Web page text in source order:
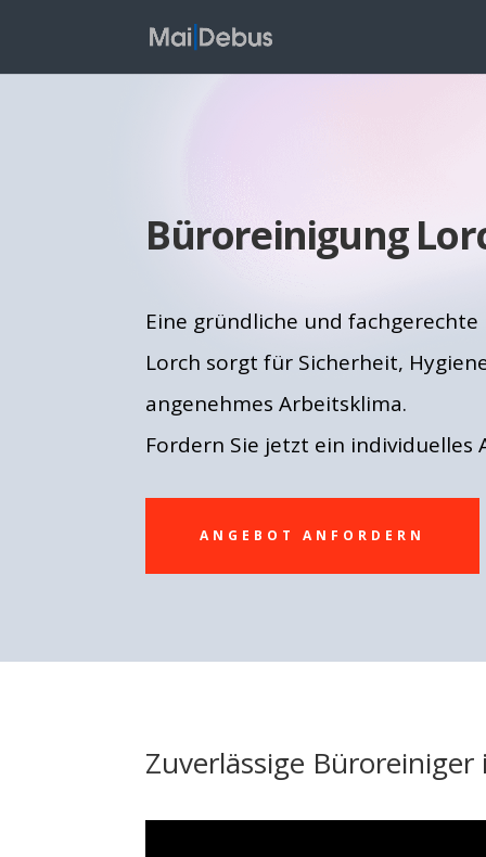
Büroreinigung
Eine gründliche und
Lorch sorgt für Sicherheit,
angenehmes Arbeitsklima.
Fordern Sie jetzt ein individuelles
ANGEBOT ANFORDERN
Zuverlässige Büroreiniger